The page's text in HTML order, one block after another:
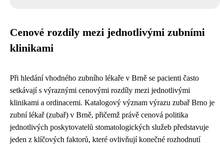
Cenové rozdíly mezi jednotlivými zubními
klinikami
Při hledání vhodného zubního lékaře v Brně se pacienti často
setkávají s výraznými cenovými rozdíly mezi jednotlivými
klinikami a ordinacemi. Katalogový význam výrazu zubař Brno je
zubní lékař (zubař) v Brně, přičemž právě cenová politika
jednotlivých poskytovatelů stomatologických služeb představuje
jeden z klíčových faktorů, které ovlivňují konečné rozhodnutí